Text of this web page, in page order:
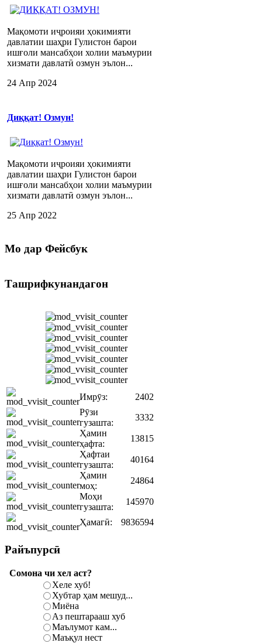
Мақомоти иҷроияи ҳокимияти
давлатии шаҳри Гулистон барои
ишғоли мансабҳои холии маъмурии
хизмати давлатӣ озмун эълон...
24 Апр 2024
Диққат! Озмун!
Мақомоти иҷроияи ҳокимияти
давлатии шаҳри Гулистон барои
ишғоли мансабҳои холии маъмурии
хизмати давлатӣ озмун эълон...
25 Апр 2022
Мо дар Фейсбук
Ташрифкунандагон
Имрӯз:
2402
Рӯзи
гузашта:
3332
Ҳамин
ҳафта:
13815
Ҳафтаи
гузашта:
40164
Ҳамин
моҳ:
24864
Моҳи
гузашта:
145970
Ҳамагӣ: 9836594
Райъпурсӣ
Сомона чи хел аст?
Хеле хуб!
Хубтар ҳам мешуд...
Миёна
Аз пештарааш хуб
Маълумот кам...
Маъқул нест